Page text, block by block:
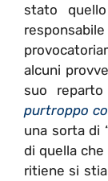
stato
alcuni
suo
purtroppo
una sorta di
di quella che
ritiene si